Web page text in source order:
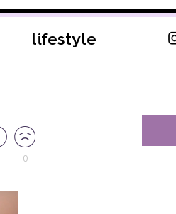
lifestyle
0